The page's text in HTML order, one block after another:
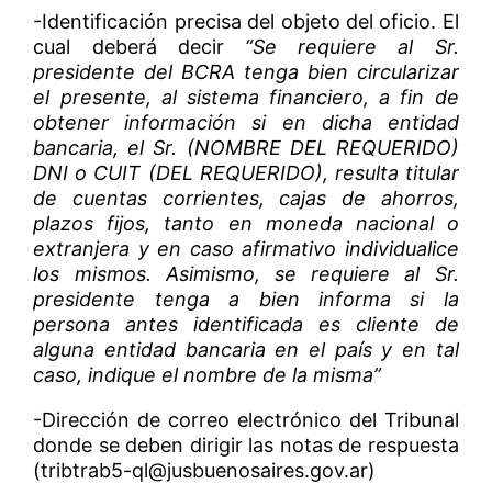
-Identificación precisa del objeto del oficio. El
cual deberá decir “Se requiere al Sr.
presidente del BCRA tenga bien circularizar
el presente, al sistema financiero, a fin de
obtener información si en dicha entidad
bancaria, el Sr. (NOMBRE DEL REQUERIDO)
DNI o CUIT (DEL REQUERIDO), resulta titular
de cuentas corrientes, cajas de ahorros,
plazos fijos, tanto en moneda nacional o
extranjera y en caso afirmativo individualice
los mismos. Asimismo, se requiere al Sr.
presidente tenga a bien informa si la
persona antes identificada es cliente de
alguna entidad bancaria en el país y en tal
caso, indique el nombre de la misma”
-Dirección de correo electrónico del Tribunal
donde se deben dirigir las notas de respuesta
(tribtrab5-ql@jusbuenosaires.gov.ar)